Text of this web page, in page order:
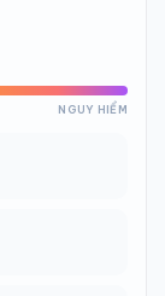
NGUY HIỂM